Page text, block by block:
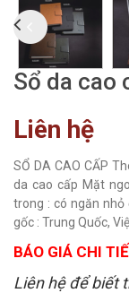
Sổ da cao
Liên hệ
SỔ DA CAO CẤP
da cao cấp Mặt
trong : có ngăn nhỏ
gốc : Trung Quốc,
BÁO GIÁ CHI
Liên hệ để biết